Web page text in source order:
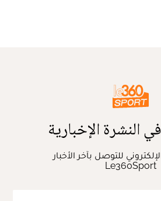
النشرة الإخبارية
للتوصل بآخر الأخبار
Le360Sport